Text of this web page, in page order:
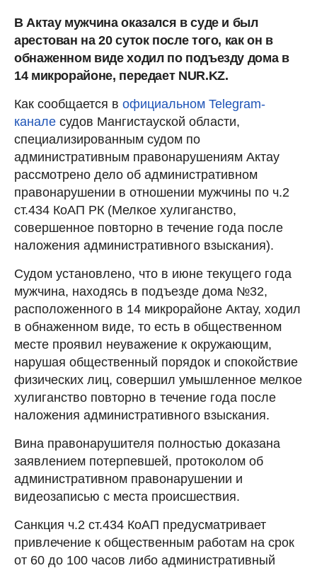
В Актау мужчина оказался в суде и был
арестован на 20 суток после того, как он в
обнаженном виде ходил по подъезду дома в
14 микрорайоне, передает NUR.KZ.
Как сообщается в официальном Telegram-
канале судов Мангистауской области,
специализированным судом по
административным правонарушениям Актау
рассмотрено дело об административном
правонарушении в отношении мужчины по ч.2
ст.434 КоАП РК (Мелкое хулиганство,
совершенное повторно в течение года после
наложения административного взыскания).
Судом установлено, что в июне текущего года
мужчина, находясь в подъезде дома №32,
расположенного в 14 микрорайоне Актау, ходил
в обнаженном виде, то есть в общественном
месте проявил неуважение к окружающим,
нарушая общественный порядок и спокойствие
физических лиц, совершил умышленное мелкое
хулиганство повторно в течение года после
наложения административного взыскания.
Вина правонарушителя полностью доказана
заявлением потерпевшей, протоколом об
административном правонарушении и
видеозаписью с места происшествия.
Санкция ч.2 ст.434 КоАП предусматривает
привлечение к общественным работам на срок
от 60 до 100 часов либо административный